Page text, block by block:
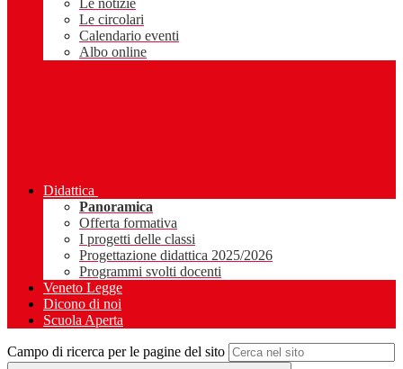
Le notizie
Le circolari
Calendario eventi
Albo online
Didattica
Panoramica
Offerta formativa
I progetti delle classi
Progettazione didattica 2025/2026
Programmi svolti docenti
Veneto Legge
Dicono di noi
Scuola Aperta
Campo di ricerca per le pagine del sito